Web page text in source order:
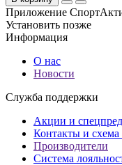
Приложение
Установить позже
Информация
О нас
Новости
Служба поддержки
Акции и
Контакты и схема
Производители
Система